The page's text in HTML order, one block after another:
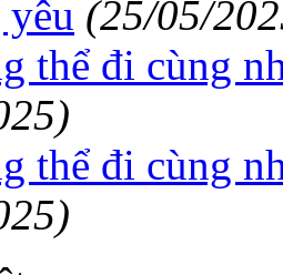
(25/05/
thể đi cùng
thể đi cùng